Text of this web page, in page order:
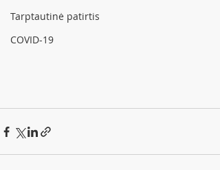
Tarptautinė patirtis
COVID-19